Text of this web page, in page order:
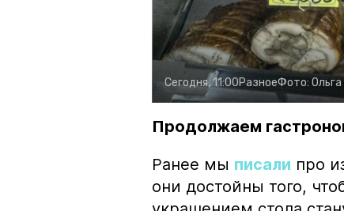
Сегодня, 11:00РазноеФото:
Продолжаем
Ранее мы писали про
они достойны того,